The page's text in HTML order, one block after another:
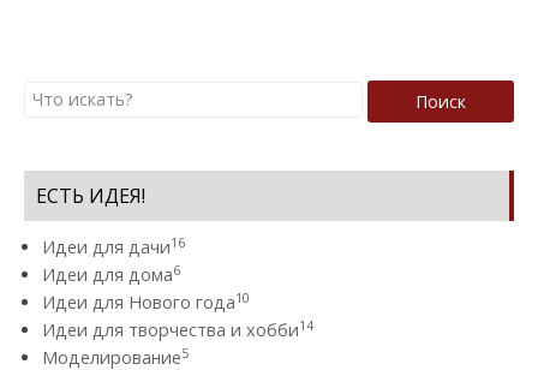
Поиск
ЕСТЬ ИДЕЯ!
Идеи для дачи16
Идеи для дома6
Идеи для Нового года10
Идеи для творчества и хобби14
Моделирование5